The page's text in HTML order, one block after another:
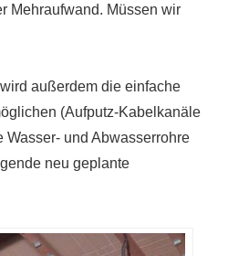
Mehraufwand. Müssen wir
außerdem die einfache
(Aufputz-Kabelkanäle
Wasser- und Abwasserrohre
neu geplante